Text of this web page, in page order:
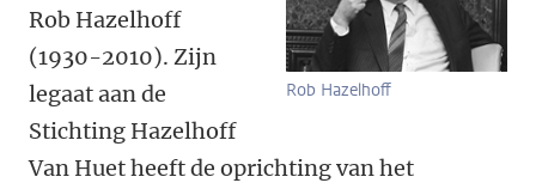
Rob Hazelhoff
Rob Hazelhoff
(1930-2010). Zijn
legaat aan de
Stichting Hazelhoff
Van Huet heeft de oprichting van het